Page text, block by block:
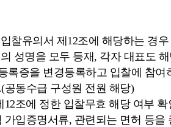
찰유의서 제12조에 해당하는 경우
성명을 모두 등재, 각자 대표도
록증을 변경등록하고 입찰에 참여
동수급 구성원 전원 해당)
조에 정한 입찰무효 해당 여부
입증명서류, 관련되는 면허 등을